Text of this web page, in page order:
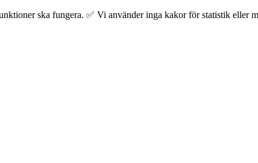
ska fungera. ✅ Vi använder inga kakor för statistik eller